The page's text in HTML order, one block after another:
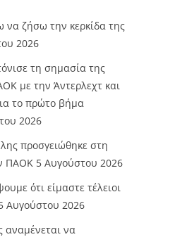
να ζήσω την κερκίδα της
2026
τη σημασία της
με την Άντερλεχτ και
το πρώτο βήμα
2026
προσγειώθηκε στη
ΠΑΟΚ 5 Αυγούστου 2026
ότι είμαστε τέλειοι
Αυγούστου 2026
αναμένεται να